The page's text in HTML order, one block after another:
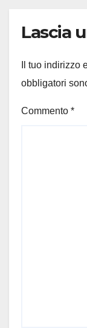
Lascia
Il tuo indirizzo
obbligatori
Commento *